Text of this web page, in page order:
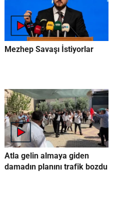
Mezhep Savaşı İstiyorlar
Atla gelin almaya giden
damadın planını trafik bozdu